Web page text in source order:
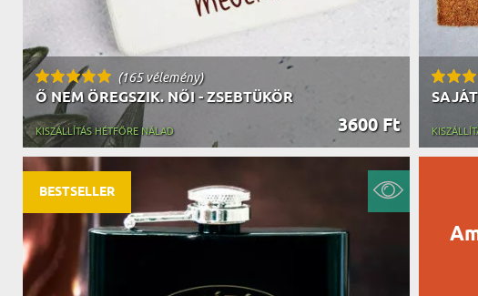
(165 vélemény)
Ő NEM ÖREGSZIK. NŐI - ZSEBTÜKÖR
3600 Ft
KISZÁLLÍTÁS HÉTFŐRE NÁLAD
BESTSELLER